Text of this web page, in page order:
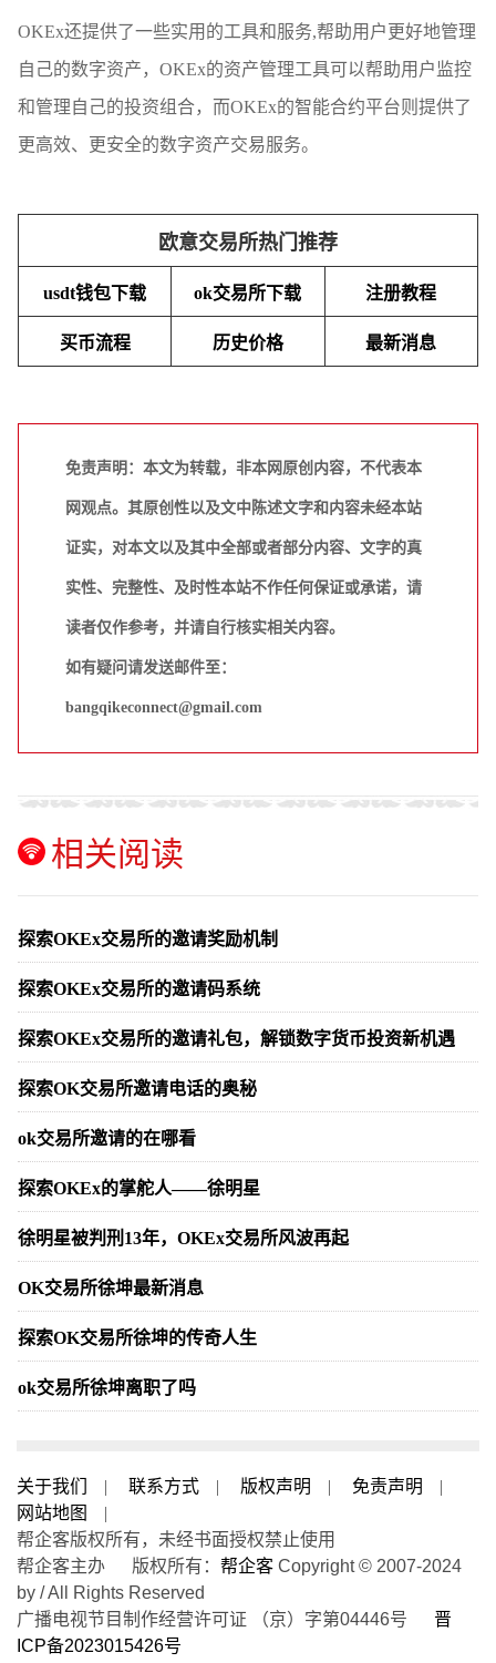
OKEx还提供了一些实用的工具和服务,帮助用户更好地管理
自己的数字资产，OKEx的资产管理工具可以帮助用户监控
和管理自己的投资组合，而OKEx的智能合约平台则提供了
更高效、更安全的数字资产交易服务。
欧意交易所热门推荐
usdt钱包下载 ok交易所下载 注册教程
买币流程 历史价格 最新消息
免责声明：本文为转载，非本网原创内容，不代表本
网观点。其原创性以及文中陈述文字和内容未经本站
证实，对本文以及其中全部或者部分内容、文字的真
实性、完整性、及时性本站不作任何保证或承诺，请
读者仅作参考，并请自行核实相关内容。
如有疑问请发送邮件至：
bangqikeconnect@gmail.com
相关阅读
探索OKEx交易所的邀请奖励机制
探索OKEx交易所的邀请码系统
探索OKEx交易所的邀请礼包，解锁数字货币投资新机遇
探索OK交易所邀请电话的奥秘
ok交易所邀请的在哪看
探索OKEx的掌舵人——徐明星
徐明星被判刑13年，OKEx交易所风波再起
OK交易所徐坤最新消息
探索OK交易所徐坤的传奇人生
ok交易所徐坤离职了吗
关于我们 | 联系方式 | 版权声明 | 免责声明
|
网站地图
|
帮企客版权所有，未经书面授权禁止使用
帮企客主办 版权所有： 帮企客 Copyright © 2007-2024
by / All Rights Reserved
广播电视节目制作经营许可证 （京）字第04446号 晋
ICP备2023015426号